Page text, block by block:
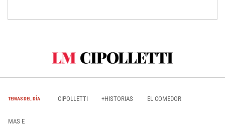
TEMAS DEL DÍA CIPOLLETTI +HISTORIAS EL COMEDOR
MAS E